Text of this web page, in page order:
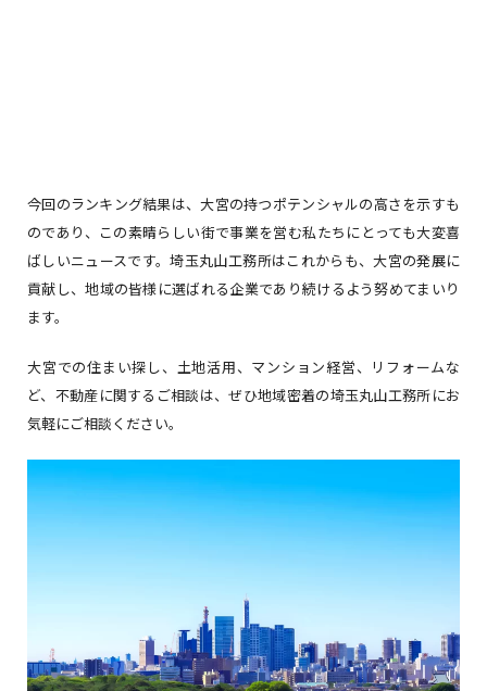
今回のランキング結果は、大宮の持つポテンシャルの高さを示すも
のであり、この素晴らしい街で事業を営む私たちにとっても大変喜
ばしいニュースです。埼玉丸山工務所はこれからも、大宮の発展に
貢献し、地域の皆様に選ばれる企業であり続けるよう努めてまいり
ます。
大宮での住まい探し、土地活用、マンション経営、リフォームな
ど、不動産に関するご相談は、ぜひ地域密着の埼玉丸山工務所にお
気軽にご相談ください。